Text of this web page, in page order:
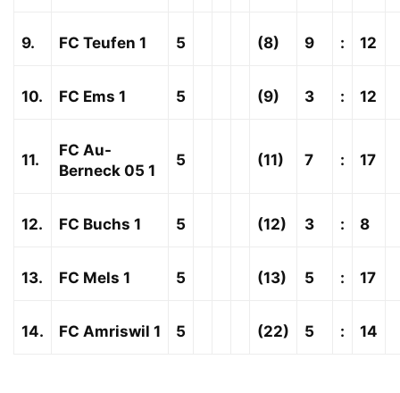
9. FC Teufen 1 5 (8) 9 : 12
10. FC Ems 1 5 (9) 3 : 12
11.
FC Au-
Berneck 05 1
5 (11) 7 : 17
12. FC Buchs 1 5 (12) 3 : 8
13. FC Mels 1 5 (13) 5 : 17
14. FC Amriswil 1 5 (22) 5 : 14